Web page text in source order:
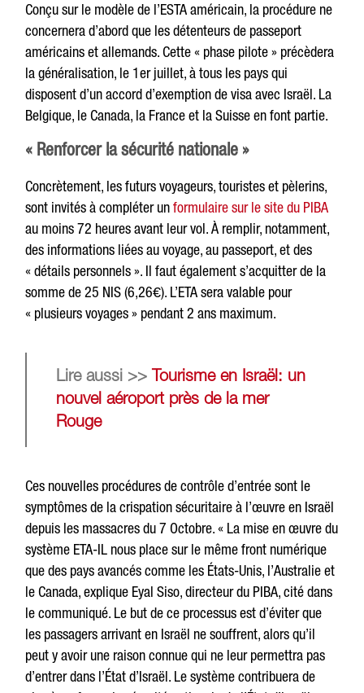
Conçu sur le modèle de l’ESTA américain, la procédure ne
concernera d’abord que les détenteurs de passeport
américains et allemands. Cette « phase pilote » précèdera
la généralisation, le 1er juillet, à tous les pays qui
disposent d’un accord d’exemption de visa avec Israël. La
Belgique, le Canada, la France et la Suisse en font partie.
« Renforcer la sécurité nationale »
Concrètement, les futurs voyageurs, touristes et pèlerins,
sont invités à compléter unformulaire sur le site du PIBA
au moins 72 heures avant leur vol. À remplir, notamment,
des informations liées au voyage, au passeport, et des
« détails personnels ». Il faut également s’acquitter de la
somme de 25 NIS (6,26€). L’ETA sera valable pour
« plusieurs voyages » pendant 2 ans maximum.
Lire aussi >>
Tourisme en Israël: un
nouvel aéroport près de la mer
Rouge
Ces nouvelles procédures de contrôle d’entrée sont le
symptômes de la crispation sécuritaire à l’œuvre en Israël
depuis les massacres du 7 Octobre. « La mise en œuvre du
système ETA-IL nous place sur le même front numérique
que des pays avancés comme les États-Unis, l’Australie et
le Canada, explique Eyal Siso, directeur du PIBA, cité dans
le communiqué. Le but de ce processus est d’éviter que
les passagers arrivant en Israël ne souffrent, alors qu’il
peut y avoir une raison connue qui ne leur permettra pas
d’entrer dans l’État d’Israël. Le système contribuera de